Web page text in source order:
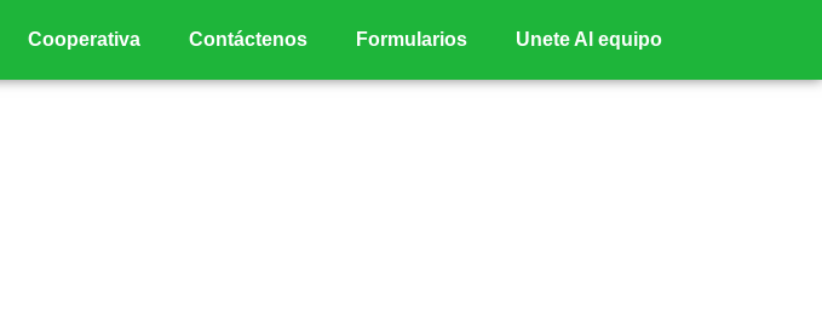
Cooperativa Contáctenos Formularios Unete Al equipo